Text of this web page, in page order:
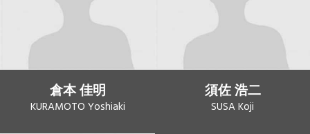
倉本 佳明
KURAMOTO Yoshiaki
須佐 浩二
SUSA Koji